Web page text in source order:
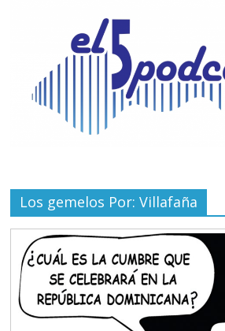
Los gemelos Por: Villafaña